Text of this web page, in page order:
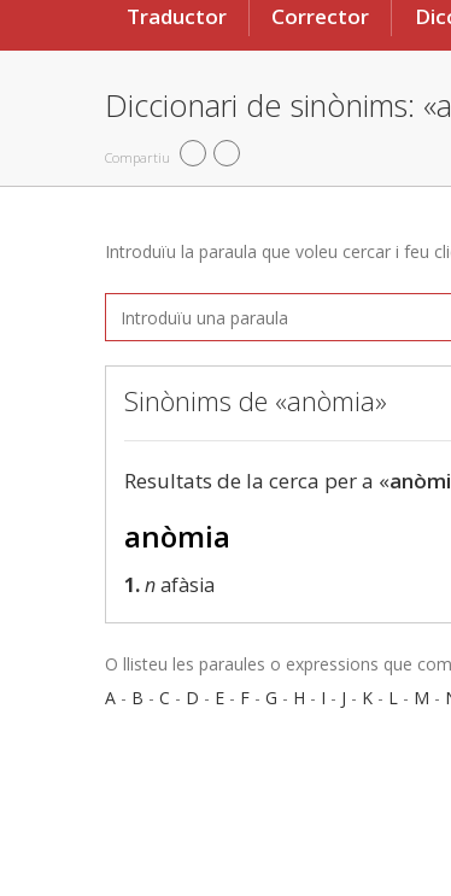
Traductor Corrector
Diccionari de sinònims:
Compartiu
Introduïu la paraula que voleu cercar i feu
Sinònims de «anòmia»
Resultats de la cerca per a «
anòmia
1.nafàsia
O llisteu les paraules o expressions que
A - B - C - D - E - F - G - H - I - J - K - L - M -